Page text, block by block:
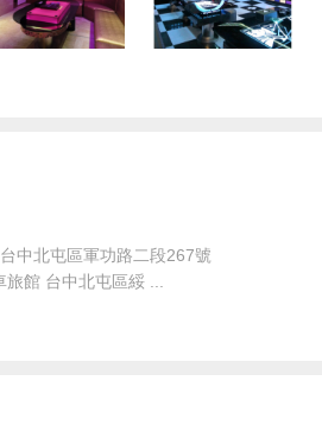
中北屯區軍功路二段267號
館 台中北屯區綏 ...